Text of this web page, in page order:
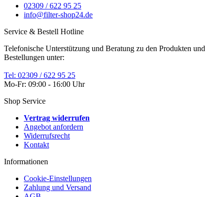
02309 / 622 95 25
info@filter-shop24.de
Service & Bestell Hotline
Telefonische Unterstützung und Beratung zu den Produkten und
Bestellungen unter:
Tel: 02309 / 622 95 25
Mo-Fr: 09:00 - 16:00 Uhr
Shop Service
Vertrag widerrufen
Angebot anfordern
Widerrufsrecht
Kontakt
Informationen
Cookie-Einstellungen
Zahlung und Versand